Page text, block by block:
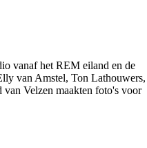
vanaf het REM eiland en de
van Amstel, Ton
Velzen maakten foto's voor